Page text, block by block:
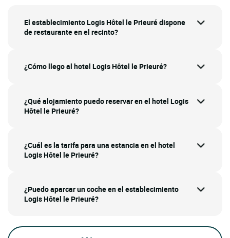
El establecimiento Logis Hôtel le Prieuré dispone
de restaurante en el recinto?
¿Cómo llego al hotel Logis Hôtel le Prieuré?
¿Qué alojamiento puedo reservar en el hotel Logis
Hôtel le Prieuré?
¿Cuál es la tarifa para una estancia en el hotel
Logis Hôtel le Prieuré?
¿Puedo aparcar un coche en el establecimiento
Logis Hôtel le Prieuré?